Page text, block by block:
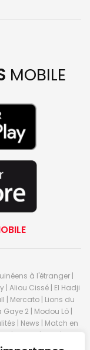
MOBILE
à l'étranger |
Aliou Cissé | El Hadji
| Mercato | Lions du
2 | Modou Lô |
| News | Match en
| Ligue 1 | Liga | Serie
Guineens | Foot